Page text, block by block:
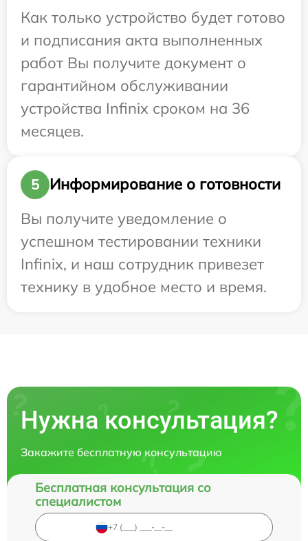
Как только устройство будет готово
и подписания акта выполненных
работ Вы получите документ о
гарантийном обслуживании
устройства Infinix сроком на 36
месяцев.
5
Информирование о готовности
Вы получите уведомление о
успешном тестировании техники
Infinix, и наш сотрудник привезет
технику в удобное место и время.
Нужна консультация?
Закажите бесплатную консультацию
Бесплатная консультация со
специалистом